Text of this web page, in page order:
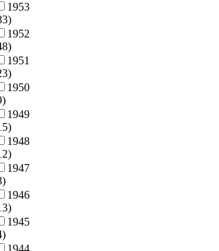
1953
1952
1951
1950
1949
1948
1947
1946
1945